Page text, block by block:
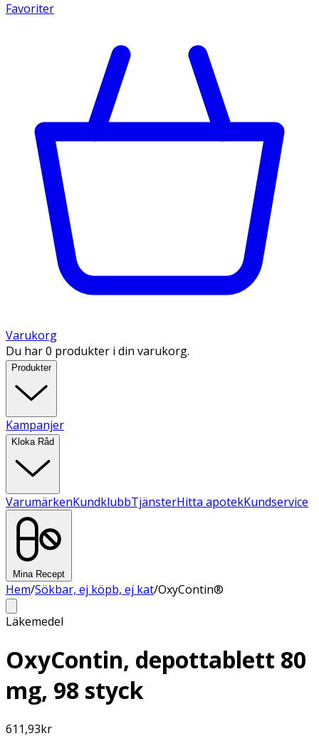
Favoriter
Varukorg
Du har 0 produkter i din varukorg.
Produkter
Kampanjer
Kloka Råd
VarumärkenKundklubbTjänsterHitta apotekKundservice
Mina Recept
Hem/Sökbar, ej köpb, ej kat/OxyContin®
Läkemedel
OxyContin, depottablett 80
mg, 98 styck
611,93kr